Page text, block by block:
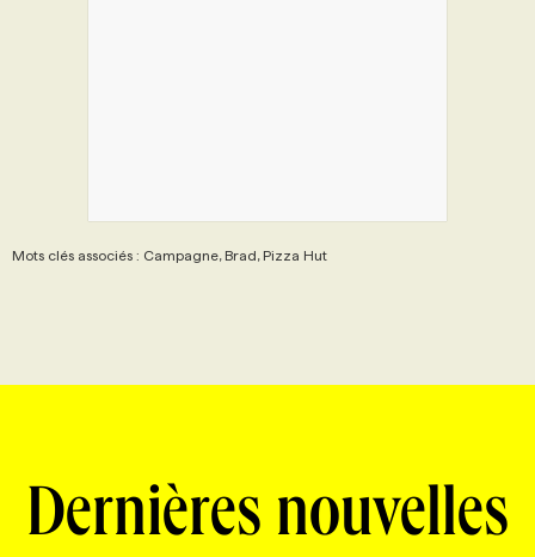
Mots clés associés : Campagne, Brad, Pizza Hut
Dernières nouvelles